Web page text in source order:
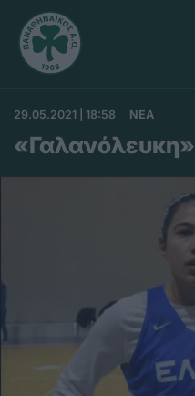
29.05.2021 | 18:58 ΝΕΑ
«Γαλανόλευκη»